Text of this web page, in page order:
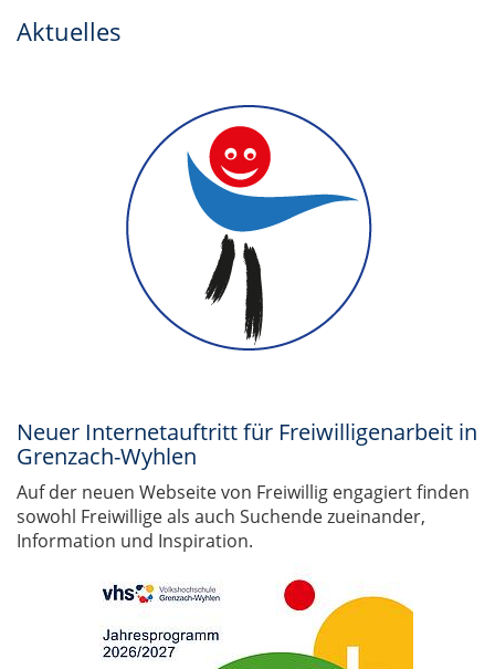
Aktuelles
Neuer Internetauftritt für Freiwilligenarbeit in
Grenzach-Wyhlen
Auf der neuen Webseite von Freiwillig engagiert finden
sowohl Freiwillige als auch Suchende zueinander,
Information und Inspiration.